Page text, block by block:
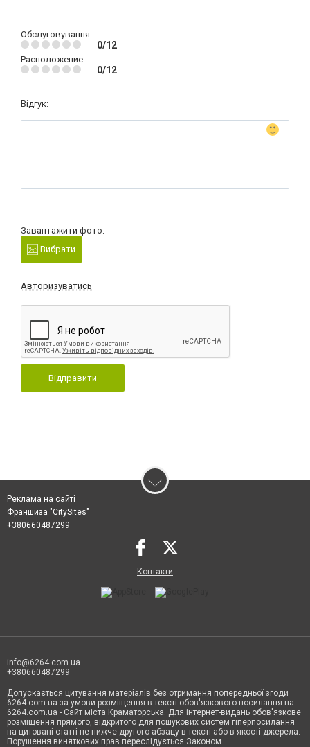
Обслуговування
0/12
Расположение
0/12
Відгук:
Завантажити фото:
Вибрати
Авторизуватись
Відправити
Реклама на сайті
Франшиза "CitySites"
+380660487299
Контакти
info@6264.com.ua
+380660487299
Допускається цитування матеріалів без отримання попередньої згоди
6264.com.ua за умови розміщення в тексті обов'язкового посилання на
6264.com.ua - Сайт міста Краматорська. Для інтернет-видань обов'язкове
розміщення прямого, відкритого для пошукових систем гіперпосилання
на цитовані статті не нижче другого абзацу в тексті або в якості джерела.
Порушення виняткових прав переслідується Законом.